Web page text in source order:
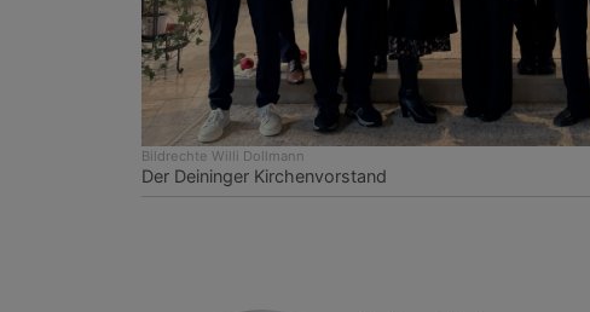
Bildrechte Willi Dollmann
Der Deininger Kirchenvorstand